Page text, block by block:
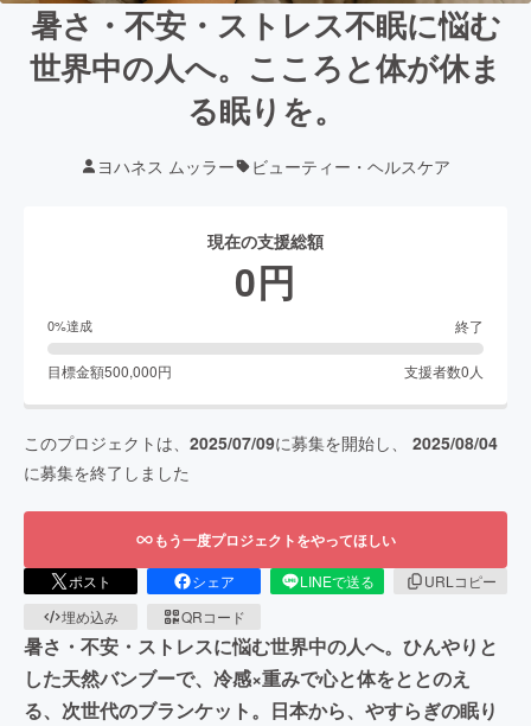
暑さ・不安・ストレス不眠に悩む
世界中の人へ。こころと体が休ま
る眠りを。
ヨハネス ムッラー ビューティー・ヘルスケア
現在の支援総額
0円
0%達成 終了
目標金額500,000円 支援者数0 人
このプロジェクトは、 2025/07/09に募集を開始し、 2025/08/04
に募集を終了しました
もう一度プロジェクトをやってほしい
ポスト シェア LINEで送る
URLコピー
埋め込み
QRコード
暑さ・不安・ストレスに悩む世界中の人へ。ひんやりと
した天然バンブーで、冷感×重みで心と体をととのえ
る、次世代のブランケット。日本から、やすらぎの眠り